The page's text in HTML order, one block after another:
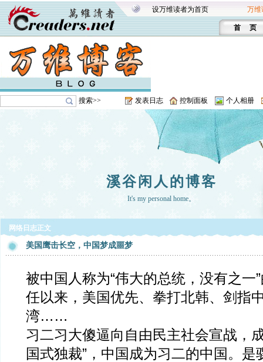
设万维读者为首页 万维
首 页
搜索>> 发表日志 控制面板 个人相册
溪谷闲人的博客
It's my personal home。
网络日志正文
美国鹰击长空，中国梦成噩梦
被中国人称为“伟大的总统，没有之一
任以来，美国优先、拳打北韩、剑指
湾……
习二习大傻逼向自由民主社会宣战，
国式独裁”，中国成为习二的中国。是